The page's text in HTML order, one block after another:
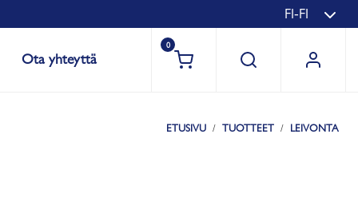
FI-FI
Ota yhteyttä
0
ETUSIVU TUOTTEET LEIVONTA